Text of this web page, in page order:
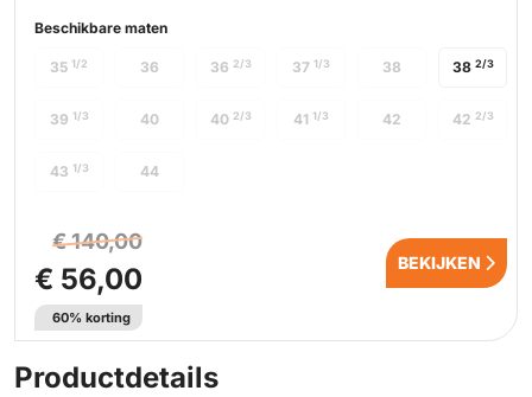
Beschikbare maten
38 2/3
35 1/2 36 36 2/3 37 1/3 38
39 1/3 40 40 2/3 41 1/3 42 42 2/3
43 1/3 44
€ 140,00
€ 56,00
60% korting
BEKIJKEN
Productdetails